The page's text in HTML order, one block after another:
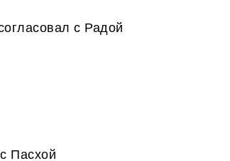
с Радой
Пасхой